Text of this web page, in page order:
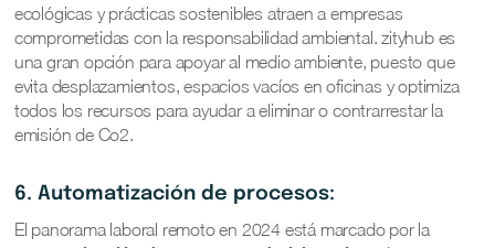
ecológicas y prácticas sostenibles atraen a empresas
comprometidas con la responsabilidad ambiental. zityhub es
una gran opción para apoyar al medio ambiente, puesto que
evita desplazamientos, espacios vacíos en oficinas y optimiza
todos los recursos para ayudar a eliminar o contrarrestar la
emisión de Co2.
6. Automatización de procesos:
El panorama laboral remoto en 2024 está marcado por la